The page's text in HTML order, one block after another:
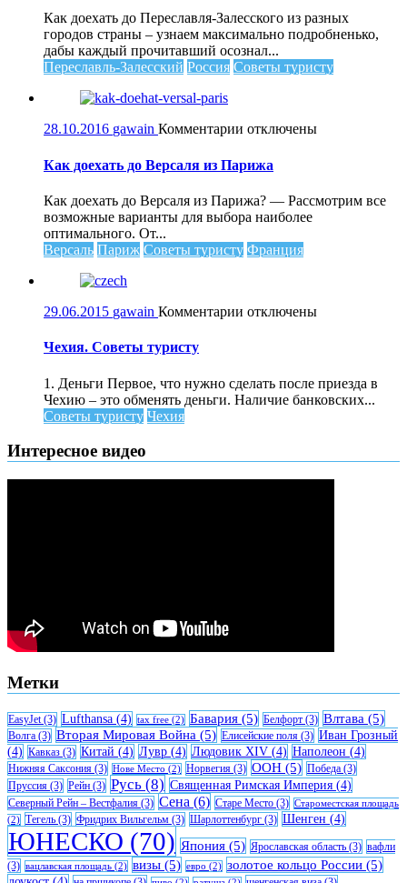
Переславля-
Залесского
Как доехать до Переславля-Залесского из разных
городов страны – узнаем максимально подробненько,
дабы каждый прочитавший осознал...
Переславль-Залесский Россия Советы туристу
28.10.2016 gawain Комментарии к
Как
доехать
Версаля
из
Парижа
отключены
Как доехать до Версаля из Парижа
Как доехать до Версаля из Парижа? — Рассмотрим все
возможные варианты для выбора наиболее
оптимального. От...
Версаль Париж Советы туристу Франция
29.06.2015 gawain Комментарии котключены
Чехия. Советы туристу
1. Деньги Первое, что нужно сделать после приезда в
Чехию – это обменять деньги. Наличие банковских...
Советы туристу Чехия
Интересное видео
Метки
EasyJet(3) Lufthansa (4) tax free (2) Бавария (5) Белфорт (3) Влтава (5)
Волга (3) Вторая Мировая Война (5) Елисейские поля (3) Иван Грозный
(4) Кавказ (3) Китай (4) Лувр (4) Людовик XIV (4) Наполеон (4)
Нижняя Саксония (3) Нове Место (2) Норвегия (3) ООН (5) Победа (3)
Пруссия (3) Рейн (3) Русь (8) Священная Римская Империя (4)
Северный Рейн – Вестфалия (3) Сена (6) Старе Место (3) Староместская площадь
(2) Тегель (3) Фридрих Вильгельм (3) Шарлоттенбург (3) Шенген (4)
ЮНЕСКО (70) Япония (5) Ярославская область (3) вафли
(3) вацлавская площадь (2) визы (5) евро (2) золотое кольцо России (5)